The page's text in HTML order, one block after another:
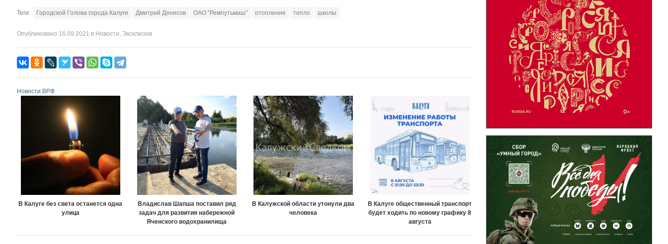
Теги: Городской Голова города Калуги Дмитрий Денисов ОАО "Ремпутьмаш" отопление тепло школы
Опубликовано 16.09.2021 в Новости Эксклюзив
Новости ВРФ
В Калуге без света останется одна
улица
Владислав Шапша поставил ряд
задач для развития набережной
Яченского водохранилища
В Калужской области утонули два
человека
В Калуге общественный транспорт
будет ходить по новому графику 8
августа